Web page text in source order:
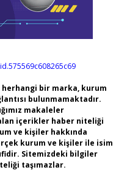
bir marka, kurum
bulunmamaktadır.
makaleler
içerikler haber niteliği
ve kişiler hakkında
kurum ve kişiler ile isim
Sitemizdeki bilgiler
taşımazlar.